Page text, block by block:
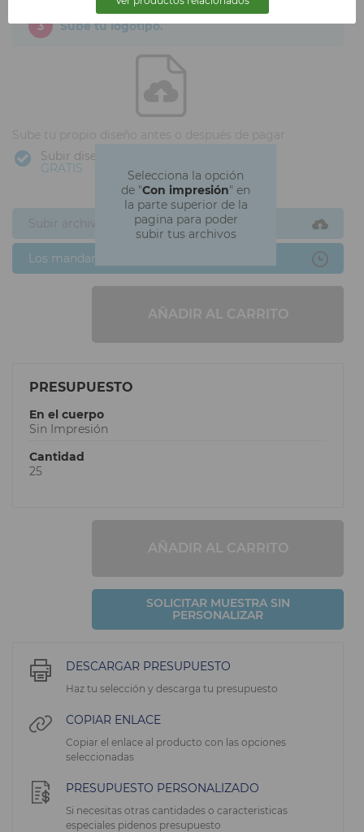
Selecciona la opción
de "Con impresión" en
la parte superior de la
pagina para poder
subir tus archivos
3 Sube tu logotipo.
Sube tu propio diseño antes o después de pagar
Subir diseño
GRATIS
Subir archivos ahora
Los mandaré después
AÑADIR AL CARRITO
PRESUPUESTO
En el cuerpo
Sin Impresión
Cantidad
25
AÑADIR AL CARRITO
SOLICITAR MUESTRA SIN
PERSONALIZAR
DESCARGAR PRESUPUESTO
Haz tu selección y descarga tu presupuesto
COPIAR ENLACE
Copiar el enlace al producto con las opciones
seleccionadas
PRESUPUESTO PERSONALIZADO
Si necesitas otras cantidades o caracteristicas
especiales pidenos presupuesto